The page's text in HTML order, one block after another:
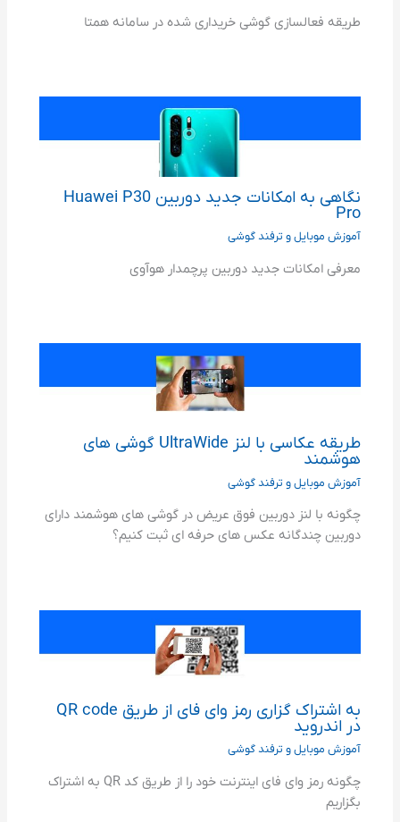
طریقه فعالسازی گوشی خریداری شده در سامانه همتا
نگاهی به امکانات جدید دوربین Huawei P30
Pro
آموزش موبایل و ترفند گوشی
معرفی امکانات جدید دوربین پرچمدار هوآوی
طریقه عکاسی با لنز UltraWide گوشی های
هوشمند
آموزش موبایل و ترفند گوشی
چگونه با لنز دوربین فوق عریض در گوشی های هوشمند دارای
دوربین چندگانه عکس های حرفه ای ثبت کنیم؟
به اشتراک گزاری رمز وای فای از طریق QR code
در اندروید
آموزش موبایل و ترفند گوشی
چگونه رمز وای فای اینترنت خود را از طریق کد QR به اشتراک
بگزاریم